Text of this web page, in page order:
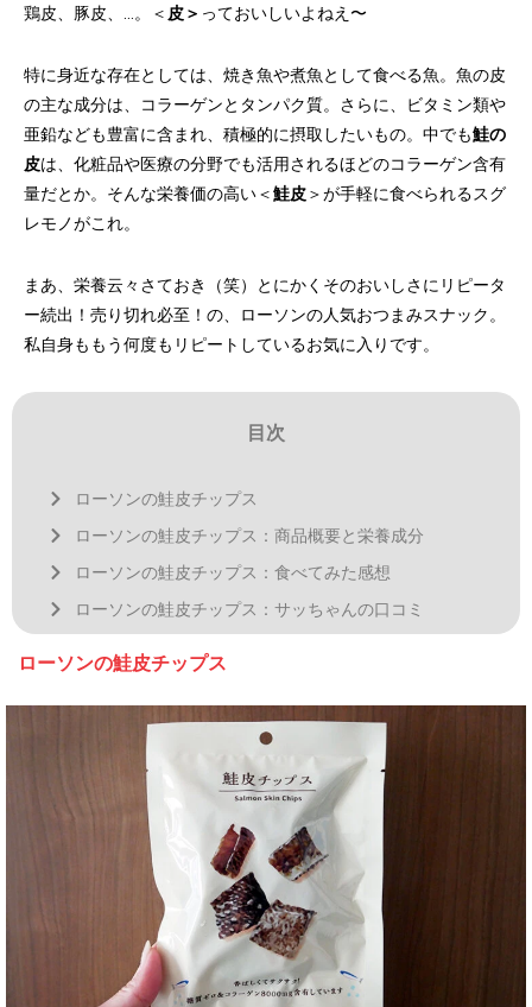
鶏皮、豚皮、…。＜ 皮＞ っておいしいよねえ〜
特に身近な存在としては、焼き魚や煮魚として食べる魚。魚の皮
の主な成分は、コラーゲンとタンパク質。さらに、ビタミン類や
亜鉛なども豊富に含まれ、積極的に摂取したいもの。中でも鮭の
皮は、化粧品や医療の分野でも活用されるほどのコラーゲン含有
量だとか。そんな栄養価の高い＜鮭皮＞が手軽に食べられるスグ
レモノがこれ。
まあ、栄養云々さておき（笑）とにかくそのおいしさにリピータ
ー続出！売り切れ必至！の、ローソンの人気おつまみスナック。
私自身ももう何度もリピートしているお気に入りです。
目次
ローソンの鮭皮チップス
ローソンの鮭皮チップス：商品概要と栄養成分
ローソンの鮭皮チップス：食べてみた感想
ローソンの鮭皮チップス：サッちゃんの口コミ
ローソンの鮭皮チップス